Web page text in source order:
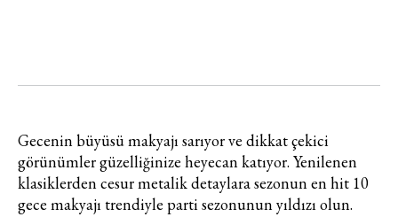
Gecenin büyüsü makyajı sarıyor ve dikkat çekici
görünümler güzelliğinize heyecan katıyor. Yenilenen
klasiklerden cesur metalik detaylara sezonun en hit 10
gece makyajı trendiyle parti sezonunun yıldızı olun.